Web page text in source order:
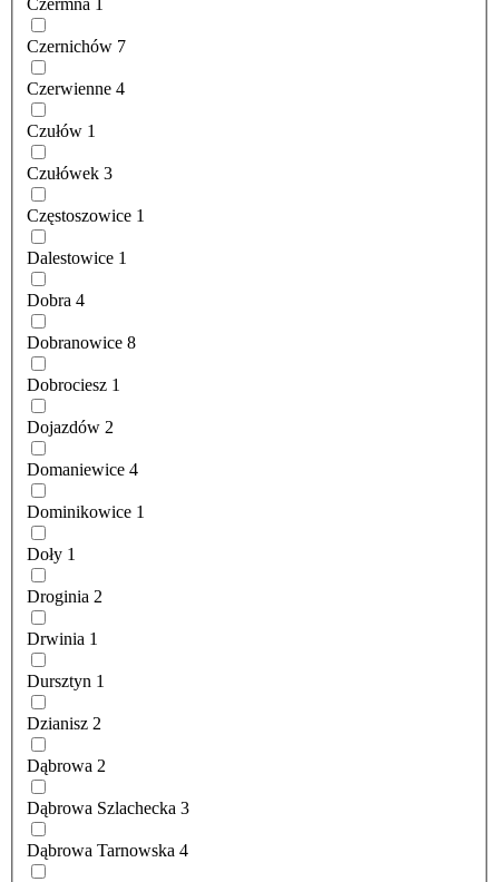
Czermna
Czernichów 7
Czerwienne 4
Czułów 1
Czułówek 3
Częstoszowice 1
Dalestowice 1
Dobra 4
Dobranowice 8
Dobrociesz 1
Dojazdów 2
Domaniewice 4
Dominikowice 1
Doły 1
Droginia 2
Drwinia 1
Dursztyn 1
Dzianisz 2
Dąbrowa 2
Dąbrowa Szlachecka 3
Dąbrowa Tarnowska 4